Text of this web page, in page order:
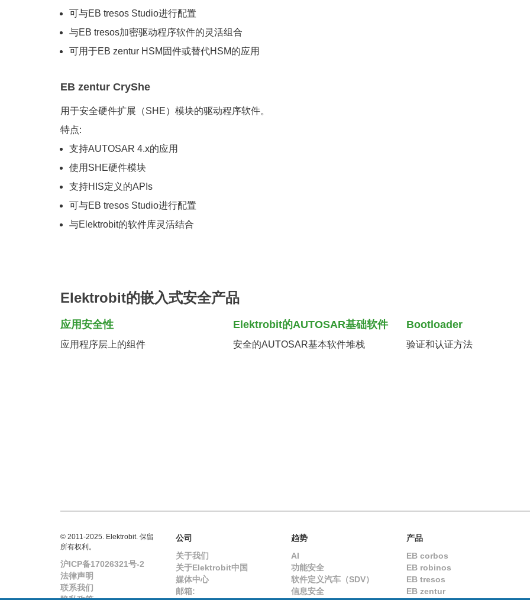
可与EB tresos Studio进行配置
与EB tresos加密驱动程序软件的灵活组合
可用于EB zentur HSM固件或替代HSM的应用
EB zentur CryShe
用于安全硬件扩展（SHE）模块的驱动程序软件。
特点:
支持AUTOSAR 4.x的应用
使用SHE硬件模块
支持HIS定义的APIs
可与EB tresos Studio进行配置
与Elektrobit的软件库灵活结合
Elektrobit的嵌入式安全产品
应用安全性
应用程序层上的组件
Elektrobit的AUTOSAR基础软件
安全的AUTOSAR基本软件堆栈
Bootloader
验证和认证方法
© 2011-2025. Elektrobit. 保留
所有权利。
沪ICP备17026321号-2
法律声明
联系我们
公司
关于我们
关于Elektrobit中国
媒体中心
邮箱:
趋势
AI
功能安全
软件定义汽车（SDV）
信息安全
产品
EB corbos
EB robinos
EB tresos
EB zentur